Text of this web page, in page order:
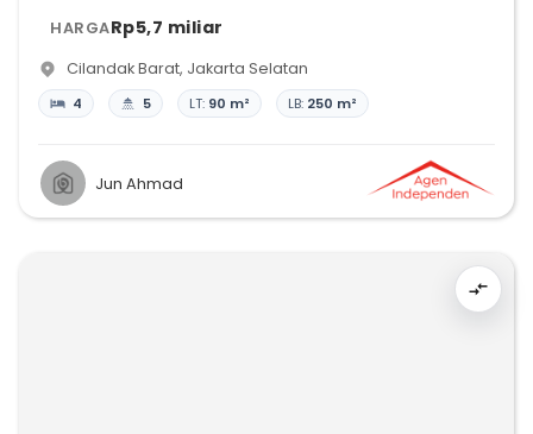
HARGARp5,7 miliar
Cilandak Barat, Jakarta Selatan
4 5 LT: 90 m² LB: 250 m²
Jun Ahmad